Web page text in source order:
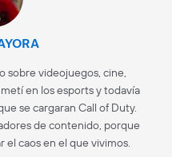
sobre videojuegos, cine,
en los esports y todavía
se cargaran Call of Duty.
de contenido, porque
caos en el que vivimos.